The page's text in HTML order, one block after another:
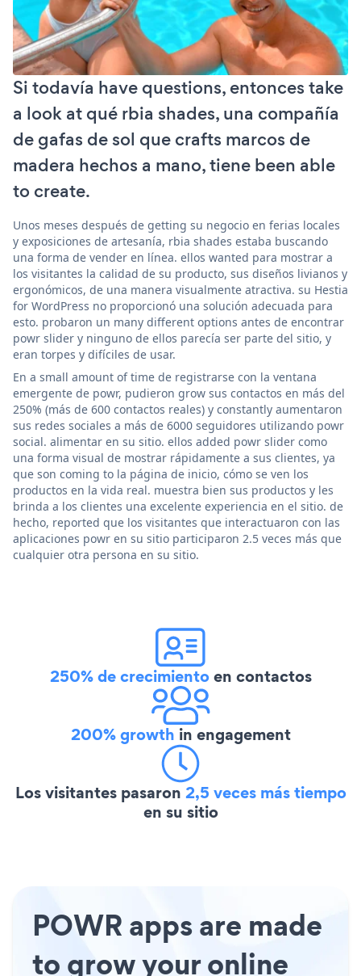
Si todavía have questions, entonces take
a look at qué rbia shades, una compañía
de gafas de sol que crafts marcos de
madera hechos a mano, tiene been able
to create.
Unos meses después de getting su negocio en ferias locales
y exposiciones de artesanía, rbia shades estaba buscando
una forma de vender en línea. ellos wanted para mostrar a
los visitantes la calidad de su producto, sus diseños livianos y
ergonómicos, de una manera visualmente atractiva. su Hestia
for WordPress no proporcionó una solución adecuada para
esto. probaron un many different options antes de encontrar
powr slider y ninguno de ellos parecía ser parte del sitio, y
eran torpes y difíciles de usar.
En a small amount of time de registrarse con la ventana
emergente de powr, pudieron grow sus contactos en más del
250% (más de 600 contactos reales) y constantly aumentaron
sus redes sociales a más de 6000 seguidores utilizando powr
social. alimentar en su sitio. ellos added powr slider como
una forma visual de mostrar rápidamente a sus clientes, ya
que son coming to la página de inicio, cómo se ven los
productos en la vida real. muestra bien sus productos y les
brinda a los clientes una excelente experiencia en el sitio. de
hecho, reported que los visitantes que interactuaron con las
aplicaciones powr en su sitio participaron 2.5 veces más que
cualquier otra persona en su sitio.
250% de crecimientoen contactos
200% growth in engagement
Los visitantes pasaron 2,5 veces más tiempo
en su sitio
POWR apps are made
to grow your online